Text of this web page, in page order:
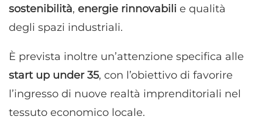
sostenibilità, energie rinnovabili e qualità
degli spazi industriali.
È prevista inoltre un’attenzione specifica alle
start up under 35, con l’obiettivo di favorire
l’ingresso di nuove realtà imprenditoriali nel
tessuto economico locale.